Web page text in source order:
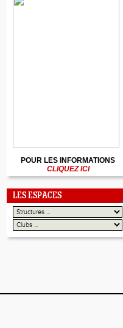
POUR LES INFORMATIONS
CLIQUEZ ICI
LES ESPACES